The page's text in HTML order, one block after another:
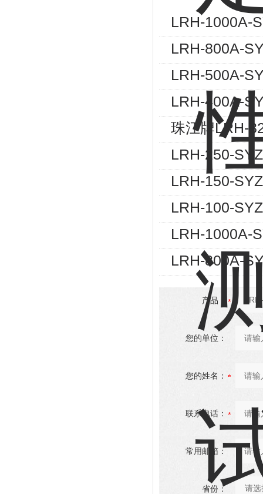
LRH-1000A-
LRH-800A-
LRH-500A-
LRH-400A-
珠江牌LRH-
LRH-250-
LRH-150-
LRH-100-
LRH-1000A-
LRH-800A-
产品：
您的单位：
您的姓名：
联系电话：
常用邮箱：
省份：